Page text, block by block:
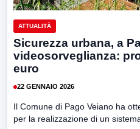
ATTUALITÀ
Sicurezza urbana, a
videosorveglianza:
euro
22 GENNAIO 2026
Il Comune di Pago Veiano ha
per la realizzazione di un